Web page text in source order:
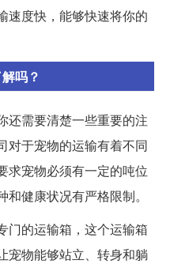
速度快，能够快速将你的
吗？
还需要清楚一些重要的注
对于宠物的运输有着不同
求宠物必须有一定的吨位
健康状况有严格限制。
门的运输箱，这个运输箱
宠物能够站立、转身和躺